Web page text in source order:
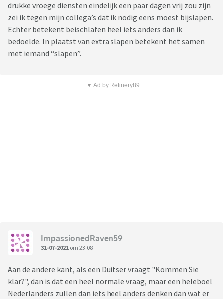
drukke vroege diensten eindelijk een paar dagen vrij zou zijn
zei ik tegen mijn collega’s dat ik nodig eens moest bijslapen.
Echter betekent beischlafen heel iets anders dan ik
bedoelde. In plaatst van extra slapen betekent het samen
met iemand “slapen”.
▼ Ad by Refinery89
ImpassionedRaven59
31-07-2021 om 23:08
Aan de andere kant, als een Duitser vraagt "Kommen Sie
klar?", dan is dat een heel normale vraag, maar een heleboel
Nederlanders zullen dan iets heel anders denken dan wat er